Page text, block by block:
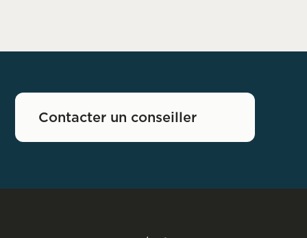
Contacter un conseiller